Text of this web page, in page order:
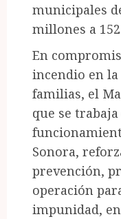
municipales
millones a
En
incendio en la
familias, el
que se
Sonora,
prevención,
operación
impunidad,